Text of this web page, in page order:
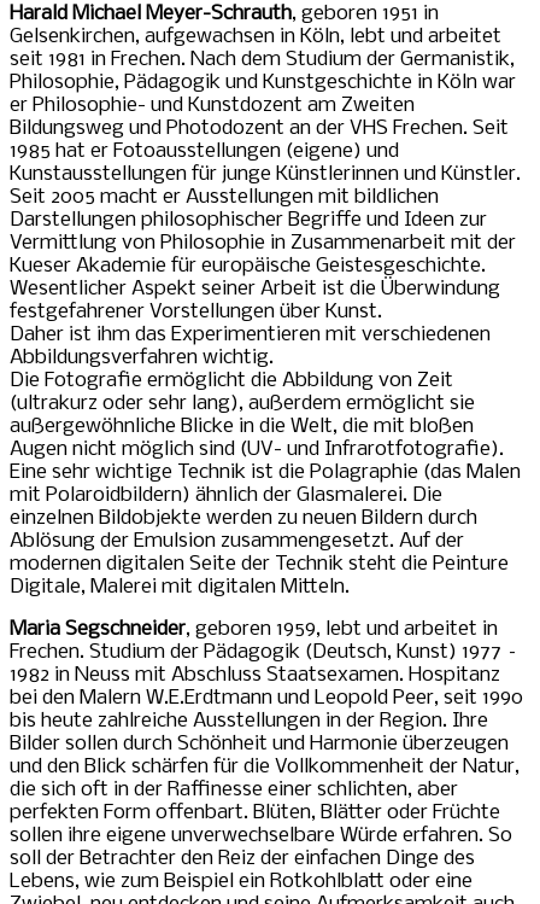
Harald Michael Meyer-Schrauth, geboren 1951 in
Gelsenkirchen, aufgewachsen in Köln, lebt und arbeitet
seit 1981 in Frechen. Nach dem Studium der Germanistik,
Philosophie, Pädagogik und Kunstgeschichte in Köln war
er Philosophie- und Kunstdozent am Zweiten
Bildungsweg und Photodozent an der VHS Frechen. Seit
1985 hat er Fotoausstellungen (eigene) und
Kunstausstellungen für junge Künstlerinnen und Künstler.
Seit 2005 macht er Ausstellungen mit bildlichen
Darstellungen philosophischer Begriffe und Ideen zur
Vermittlung von Philosophie in Zusammenarbeit mit der
Kueser Akademie für europäische Geistesgeschichte.
Wesentlicher Aspekt seiner Arbeit ist die Überwindung
festgefahrener Vorstellungen über Kunst.
Daher ist ihm das Experimentieren mit verschiedenen
Abbildungsverfahren wichtig.
Die Fotografie ermöglicht die Abbildung von Zeit
(ultrakurz oder sehr lang), außerdem ermöglicht sie
außergewöhnliche Blicke in die Welt, die mit bloßen
Augen nicht möglich sind (UV- und Infrarotfotografie).
Eine sehr wichtige Technik ist die Polagraphie (das Malen
mit Polaroidbildern) ähnlich der Glasmalerei. Die
einzelnen Bildobjekte werden zu neuen Bildern durch
Ablösung der Emulsion zusammengesetzt. Auf der
modernen digitalen Seite der Technik steht die Peinture
Digitale, Malerei mit digitalen Mitteln.
Maria Segschneider, geboren 1959, lebt und arbeitet in
Frechen. Studium der Pädagogik (Deutsch, Kunst) 1977 –
1982 in Neuss mit Abschluss Staatsexamen. Hospitanz
bei den Malern W.E.Erdtmann und Leopold Peer, seit 1990
bis heute zahlreiche Ausstellungen in der Region. Ihre
Bilder sollen durch Schönheit und Harmonie überzeugen
und den Blick schärfen für die Vollkommenheit der Natur,
die sich oft in der Raffinesse einer schlichten, aber
perfekten Form offenbart. Blüten, Blätter oder Früchte
sollen ihre eigene unverwechselbare Würde erfahren. So
soll der Betrachter den Reiz der einfachen Dinge des
Lebens, wie zum Beispiel ein Rotkohlblatt oder eine